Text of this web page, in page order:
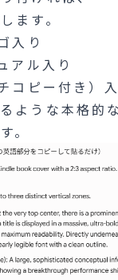
ます。
入り
アル入り
コピー付き）
ような本格的
。